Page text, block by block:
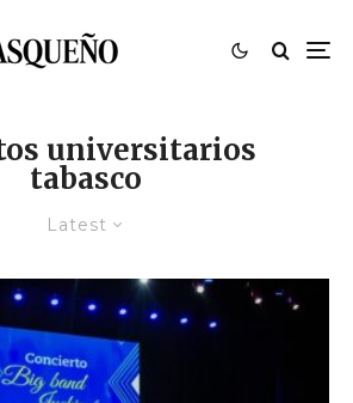
universitarios
tabasco
Latest